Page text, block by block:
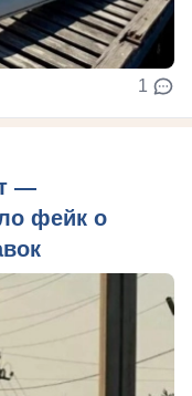
1
—
фейк о